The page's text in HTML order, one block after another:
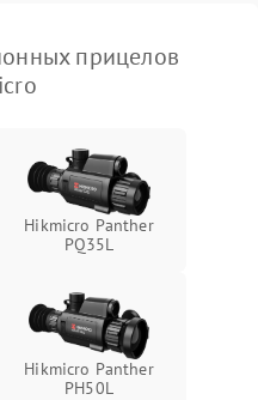
₽ Подробнее →
₽ Подробнее →
прицелов
Hikmicro Panther
PQ35L
Hikmicro Panther
PH50L